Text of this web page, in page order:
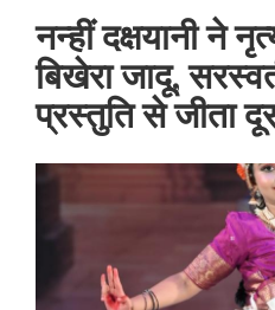
नन्हीं दक्षयानी ने
बिखेरा जादू,
प्रस्तुति से जीता
Pagination